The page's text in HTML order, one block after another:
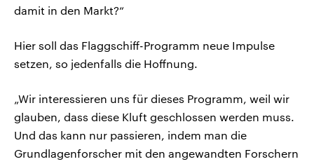
damit in den Markt?“
Hier soll das Flaggschiff-Programm neue Impulse
setzen, so jedenfalls die Hoffnung.
„Wir interessieren uns für dieses Programm, weil wir
glauben, dass diese Kluft geschlossen werden muss.
Und das kann nur passieren, indem man die
Grundlagenforscher mit den angewandten Forschern